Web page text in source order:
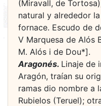
(Miravall, de
natural y alrededor
fornace. Escudo de
V Marquesa de Alós
M. Alós i de Dou*].
Aragonés. Linaje de
Aragón, traían su
ramas dio nombre a
Rubielos (Teruel);